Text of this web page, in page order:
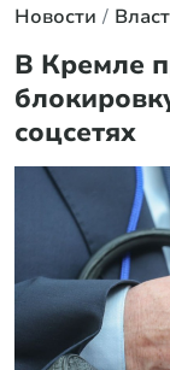
Новости
В Кремле
соцсетях